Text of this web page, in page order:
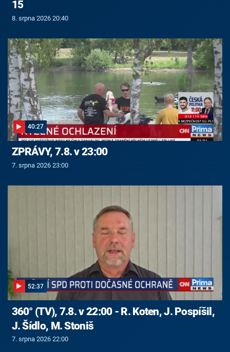
15
8. srpna 2026 20:40
40:27
ZPRÁVY, 7.8. v 23:00
7. srpna 2026 23:00
52:37
360° (TV), 7.8. v 22:00 - R. Koten, J. Pospíšil,
J. Šídlo, M. Stoniš
7. srpna 2026 22:00